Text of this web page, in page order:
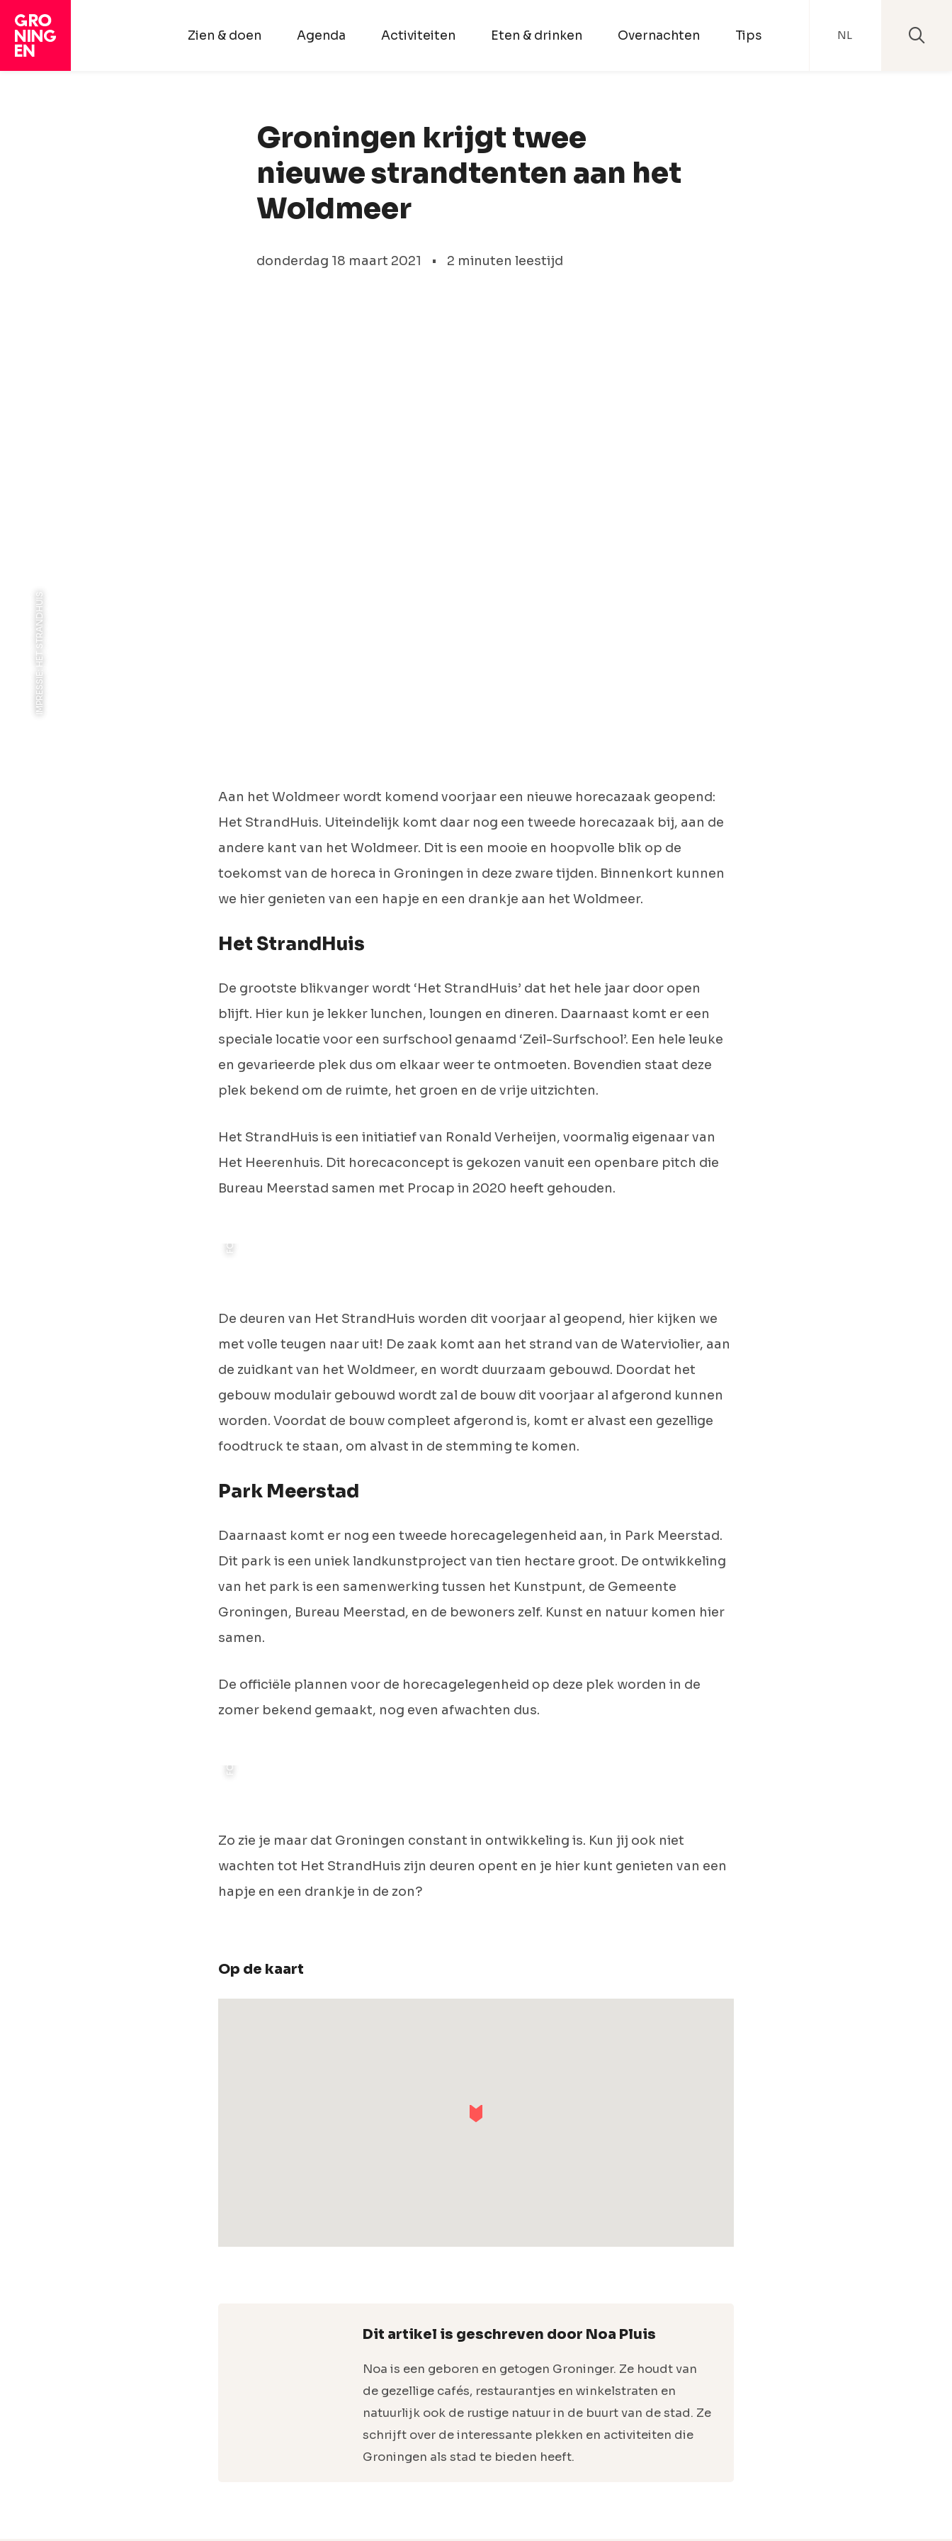
Zien & doen Agenda Activiteiten Eten & drinken Overnachten Tips NL
Groningen krijgt twee
nieuwe strandtenten aan het
Woldmeer
donderdag 18 maart 2021 • 2 minuten leestijd
IMPRESSIE: HET STRANDHUIS
Aan het Woldmeer wordt komend voorjaar een nieuwe horecazaak geopend:
Het StrandHuis. Uiteindelijk komt daar nog een tweede horecazaak bij, aan de
andere kant van het Woldmeer. Dit is een mooie en hoopvolle blik op de
toekomst van de horeca in Groningen in deze zware tijden. Binnenkort kunnen
we hier genieten van een hapje en een drankje aan het Woldmeer.
Het StrandHuis
De grootste blikvanger wordt ‘Het StrandHuis’ dat het hele jaar door open
blijft. Hier kun je lekker lunchen, loungen en dineren. Daarnaast komt er een
speciale locatie voor een surfschool genaamd ‘Zeil-Surfschool’. Een hele leuke
en gevarieerde plek dus om elkaar weer te ontmoeten. Bovendien staat deze
plek bekend om de ruimte, het groen en de vrije uitzichten.
Het StrandHuis is een initiatief van Ronald Verheijen, voormalig eigenaar van
Het Heerenhuis. Dit horecaconcept is gekozen vanuit een openbare pitch die
Bureau Meerstad samen met Procap in 2020 heeft gehouden.
FOTO: ANDRE HOSPER (WIKIMEDIA COMMONS)
De deuren van Het StrandHuis worden dit voorjaar al geopend, hier kijken we
met volle teugen naar uit! De zaak komt aan het strand van de Waterviolier, aan
de zuidkant van het Woldmeer, en wordt duurzaam gebouwd. Doordat het
gebouw modulair gebouwd wordt zal de bouw dit voorjaar al afgerond kunnen
worden. Voordat de bouw compleet afgerond is, komt er alvast een gezellige
foodtruck te staan, om alvast in de stemming te komen.
Park Meerstad
Daarnaast komt er nog een tweede horecagelegenheid aan, in Park Meerstad.
Dit park is een uniek landkunstproject van tien hectare groot. De ontwikkeling
van het park is een samenwerking tussen het Kunstpunt, de Gemeente
Groningen, Bureau Meerstad, en de bewoners zelf. Kunst en natuur komen hier
samen.
De officiële plannen voor de horecagelegenheid op deze plek worden in de
zomer bekend gemaakt, nog even afwachten dus.
FOTO: MEERSTAD
Zo zie je maar dat Groningen constant in ontwikkeling is. Kun jij ook niet
wachten tot Het StrandHuis zijn deuren opent en je hier kunt genieten van een
hapje en een drankje in de zon?
Op de kaart
Dit artikel is geschreven door Noa Pluis
Noa is een geboren en getogen Groninger. Ze houdt van
de gezellige cafés, restaurantjes en winkelstraten en
natuurlijk ook de rustige natuur in de buurt van de stad. Ze
schrijft over de interessante plekken en activiteiten die
Groningen als stad te bieden heeft.